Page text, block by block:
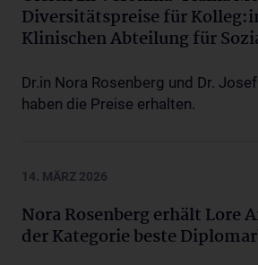
Diversitätspreise für
Klinischen Abteilung für
Dr.in Nora Rosenberg und Dr.
haben die Preise erhalten.
14. MÄRZ 2026
Nora Rosenberg erhält Lore
der Kategorie beste